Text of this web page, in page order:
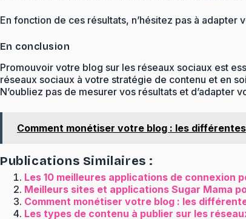
En fonction de ces résultats, n’hésitez pas à
En conclusion
Promouvoir votre blog sur les réseaux sociaux est
réseaux sociaux à votre stratégie de contenu et en
N’oubliez pas de mesurer vos résultats et
Comment monétiser votre blog : les
Publications Similaires :
Les 10 meilleures applications de connexion
Meilleurs sites et applications Sugar Mama
Comment monétiser votre blog : les
Les types de contenu à publier sur les